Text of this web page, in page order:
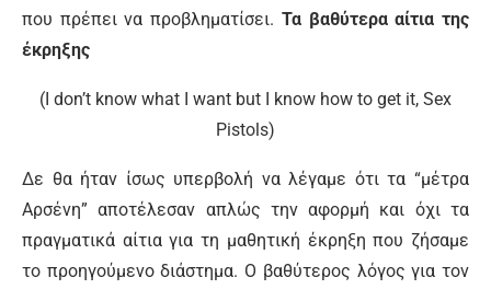
που πρέπει να προβληματίσει. Τα βαθύτερα αίτια της
έκρηξης
(I don’t know what I want but I know how to get it, Sex
Pistols)
Δε θα ήταν ίσως υπερβολή να λέγαμε ότι τα “μέτρα
Αρσένη” αποτέλεσαν απλώς την αφορμή και όχι τα
πραγματικά αίτια για τη μαθητική έκρηξη που ζήσαμε
το προηγούμενο διάστημα. Ο βαθύτερος λόγος για τον